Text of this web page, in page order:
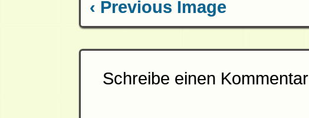
‹ Previous Image
Schreibe einen Kommentar